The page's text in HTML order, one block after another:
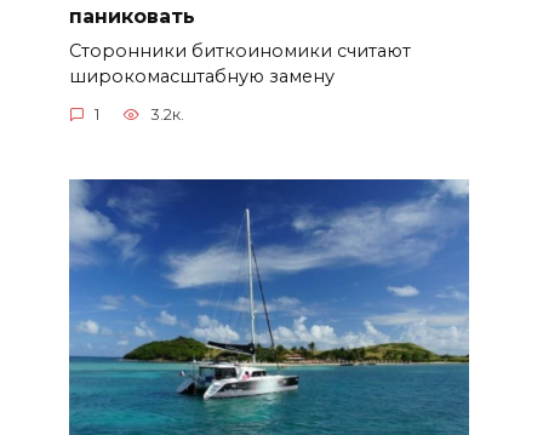
паниковать
Сторонники биткоиномики считают
широкомасштабную замену
1 3.2к.